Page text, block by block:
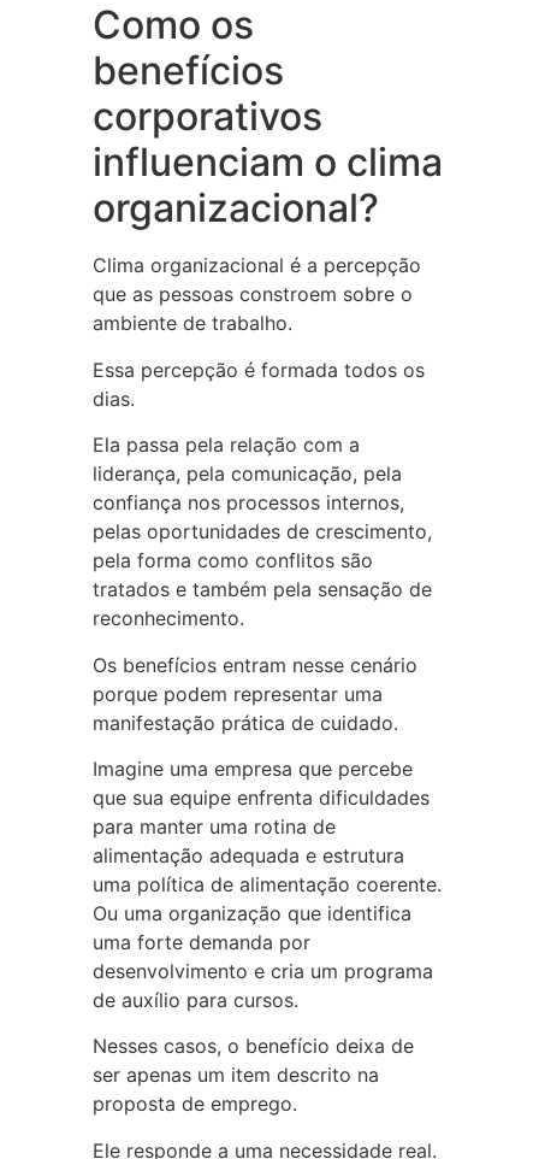
Como os
benefícios
corporativos
influenciam o clima
organizacional?
Clima organizacional é a percepção
que as pessoas constroem sobre o
ambiente de trabalho.
Essa percepção é formada todos os
dias.
Ela passa pela relação com a
liderança, pela comunicação, pela
confiança nos processos internos,
pelas oportunidades de crescimento,
pela forma como conflitos são
tratados e também pela sensação de
reconhecimento.
Os benefícios entram nesse cenário
porque podem representar uma
manifestação prática de cuidado.
Imagine uma empresa que percebe
que sua equipe enfrenta dificuldades
para manter uma rotina de
alimentação adequada e estrutura
uma política de alimentação coerente.
Ou uma organização que identifica
uma forte demanda por
desenvolvimento e cria um programa
de auxílio para cursos.
Nesses casos, o benefício deixa de
ser apenas um item descrito na
proposta de emprego.
Ele responde a uma necessidade real.